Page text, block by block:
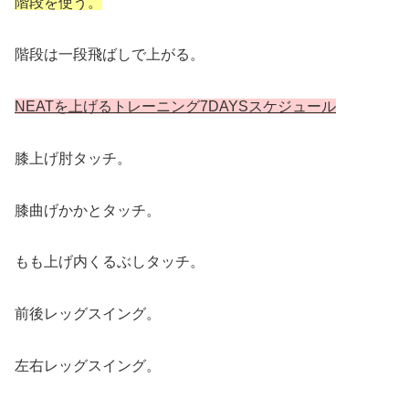
階段は一段飛ばしで上がる。
NEATを上げるトレーニング7DAYSスケジュール
膝上げ肘タッチ。
膝曲げかかとタッチ。
もも上げ内くるぶしタッチ。
前後レッグスイング。
左右レッグスイング。